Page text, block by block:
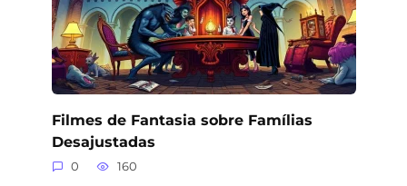
Filmes de Fantasia sobre Famílias
Desajustadas
0 160